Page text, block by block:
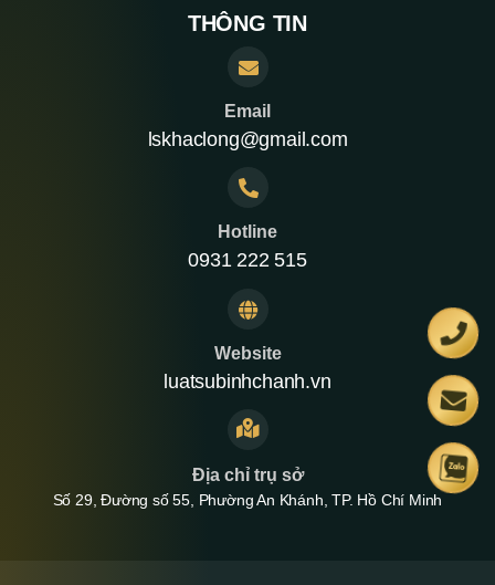
THÔNG TIN
Email
lskhaclong@gmail.com
Hotline
0931 222 515
Website
luatsubinhchanh.vn
Địa chỉ trụ sở
Số 29, Đường số 55, Phường An Khánh, TP. Hồ Chí Minh